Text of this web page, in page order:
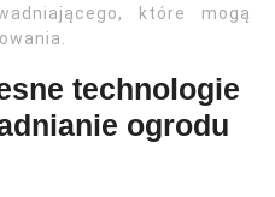
które mogą
technologie
ogrodu